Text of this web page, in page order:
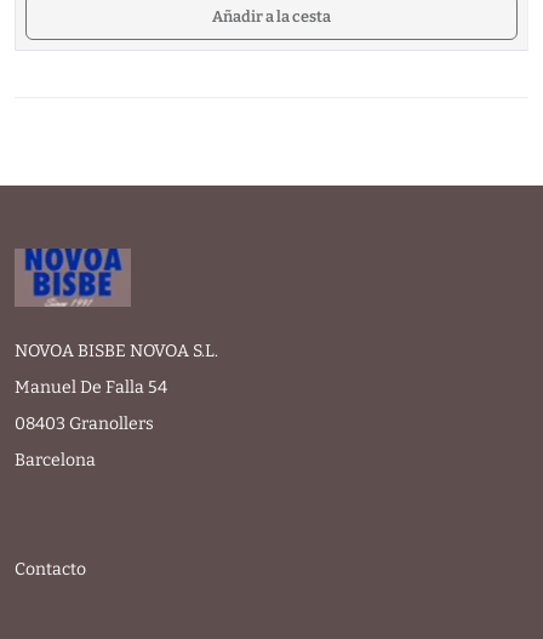
Añadir a la cesta
NOVOA BISBE NOVOA S.L.
Manuel De Falla 54
08403 Granollers
Barcelona
Contacto